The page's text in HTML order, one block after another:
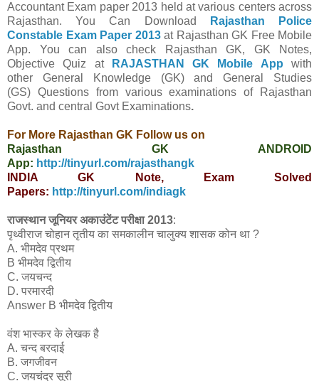
Accountant Exam paper 2013 held at various centers across
Rajasthan.You Can Download
Rajasthan Police
Constable Exam Paper 2013at Rajasthan GK Free Mobile
App. You can also check Rajasthan GK, GK Notes,
Objective Quiz at
RAJASTHAN GK Mobile App
with
other General Knowledge (GK) and General Studies
(GS) Questions from various examinations of Rajasthan
Govt. and central Govt Examinations.
For More Rajasthan GK Follow us on
Rajasthan GK ANDROID
App: http://tinyurl.com/rajasthangk
INDIA GK Note, Exam Solved
Papers: http://tinyurl.com/indiagk
राजस्थान जूनियर अकाउंटेंट परीक्षा 2013:
पृथ्वीराज चोहान तृतीय का समकालीन चालुक्य शासक कोन था ?
A. भीमदेव प्रथम
B भीमदेव द्वितीय
C. जयचन्द
D. परमारदी
Answer B भीमदेव द्वितीय
वंश भास्कर के लेखक है
A. चन्द बरदाई
B. जगजीवन
C. जयचंद्र सूरी